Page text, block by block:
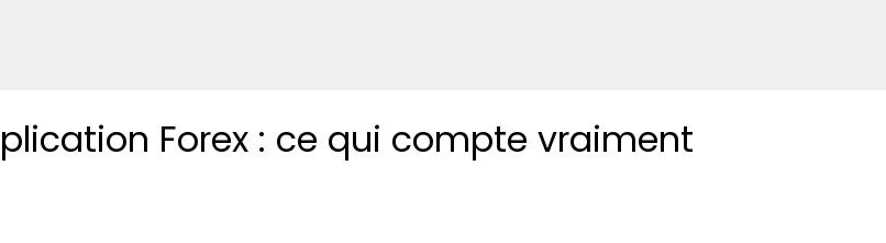
Forex : ce qui compte vraiment